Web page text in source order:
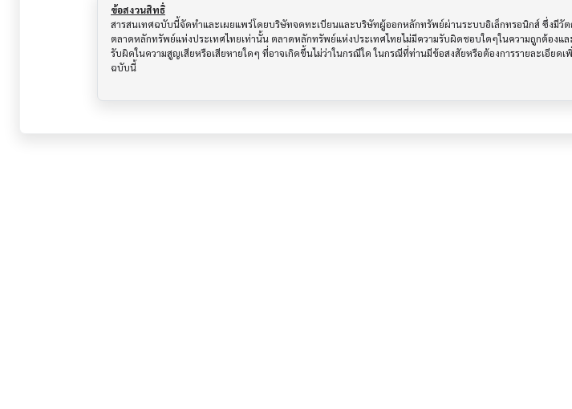
ข้อสงวนสิทธิ์
สารสนเทศฉบับนี้จัดทำและเผยแพร่โดยบริษัทจดทะเบียนและบริษัทผู้ออกหลักทรัพย์ผ่านระบบอิเล็กทรอนิกส์ ซึ่งมี
ตลาดหลักทรัพย์แห่งประเทศไทยเท่านั้น ตลาดหลักทรัพย์แห่งประเทศไทยไม่มีความรับผิดชอบใดๆในความถูกต้อง
รับผิดในความสูญเสียหรือเสียหายใดๆ ที่อาจเกิดขึ้นไม่ว่าในกรณีใด ในกรณีที่ท่านมีข้อสงสัยหรือต้องการรายละเอี
ฉบับนี้